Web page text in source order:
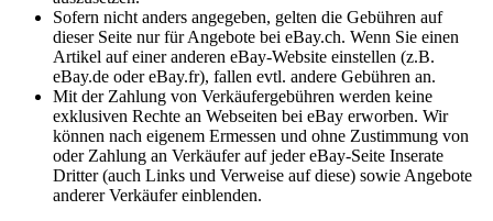
Sofern nicht anders angegeben, gelten die Gebühren auf
dieser Seite nur für Angebote bei eBay.ch. Wenn Sie einen
Artikel auf einer anderen eBay-Website einstellen (z.B.
eBay.de oder eBay.fr), fallen evtl. andere Gebühren an.
Mit der Zahlung von Verkäufergebühren werden keine
exklusiven Rechte an Webseiten bei eBay erworben. Wir
können nach eigenem Ermessen und ohne Zustimmung von
oder Zahlung an Verkäufer auf jeder eBay-Seite Inserate
Dritter (auch Links und Verweise auf diese) sowie Angebote
anderer Verkäufer einblenden.